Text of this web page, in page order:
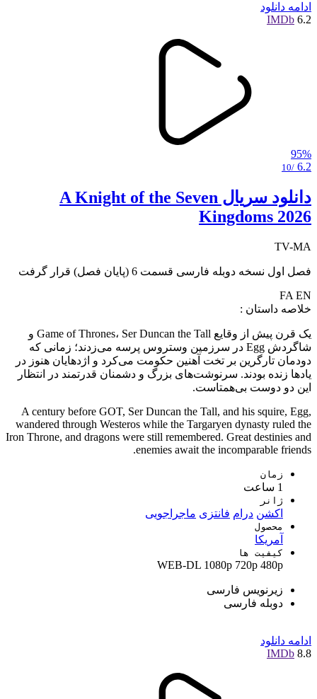
ادامه دانلود
6.2
IMDb
95%
6.2
/10
دانلود سریال A Knight of the Seven
Kingdoms 2026
TV-MA
فصل اول نسخه دوبله فارسی قسمت 6 (پایان فصل) قرار گرفت
FA EN
خلاصه داستان :
یک قرن پیش از وقایع Game of Thrones، Ser Duncan the Tall و
شاگردش Egg در سرزمین وستروس پرسه می‌زدند؛ زمانی که
دودمان تارگرین بر تخت آهنین حکومت می‌کرد و اژدهایان هنوز در
یادها زنده بودند. سرنوشت‌های بزرگ و دشمنان قدرتمند در انتظار
این دو دوست بی‌همتاست.
A century before GOT, Ser Duncan the Tall, and his squire, Egg,
wandered through Westeros while the Targaryen dynasty ruled the
Iron Throne, and dragons were still remembered. Great destinies and
enemies await the incomparable friends.
زمان
1 ساعت
ژانر
اکشن درام فانتزی ماجراجویی
محصول
آمریکا
کیفیت ها
WEB-DL 1080p 720p 480p
زیرنویس فارسی
دوبله فارسی
ادامه دانلود
8.8
IMDb